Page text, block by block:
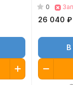
0
26 040 ₽
В